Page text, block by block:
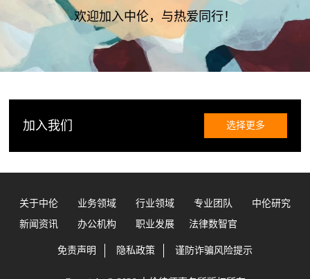
欢迎加入中伦，与热爱同行！
加入我们 选择更多
关于中伦 业务领域 行业领域 专业团队
中伦研究
新闻资讯
办公机构 职业发展 法律数智官
免责声明 隐私政策 谨防诈骗风险提示